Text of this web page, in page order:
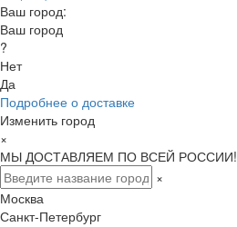
Ваш город:
Ваш город
?
Нет
Да
Подробнее о доставке
Изменить город
×
МЫ ДОСТАВЛЯЕМ ПО ВСЕЙ РОССИИ!
×
Москва
Санкт-Петербург